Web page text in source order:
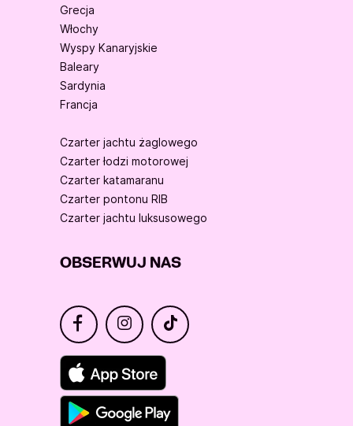
Grecja
Włochy
Wyspy Kanaryjskie
Baleary
Sardynia
Francja
Czarter jachtu żaglowego
Czarter łodzi motorowej
Czarter katamaranu
Czarter pontonu RIB
Czarter jachtu luksusowego
OBSERWUJ NAS